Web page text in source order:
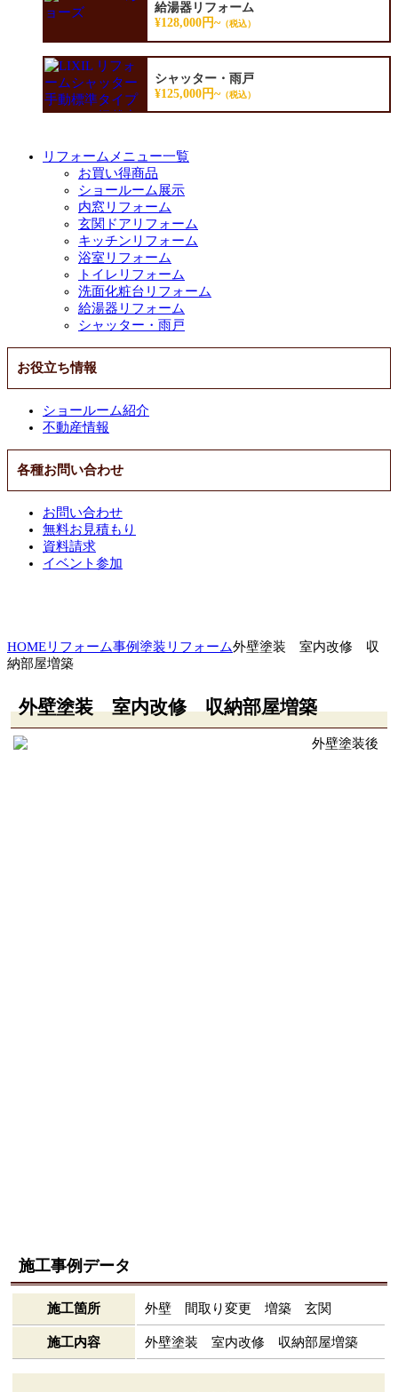
給湯器リフォーム
¥128,000円~（税込）
シャッター・雨戸
¥125,000円~（税込）
リフォームメニュー一覧
お買い得商品
ショールーム展示
内窓リフォーム
玄関ドアリフォーム
キッチンリフォーム
浴室リフォーム
トイレリフォーム
洗面化粧台リフォーム
給湯器リフォーム
シャッター・雨戸
お役立ち情報
ショールーム紹介
不動産情報
各種お問い合わせ
お問い合わせ
無料お見積もり
資料請求
イベント参加
HOMEリフォーム事例塗装リフォーム外壁塗装 室内改修 収
納部屋増築
外壁塗装 室内改修 収納部屋増築
施工事例データ
施工箇所 外壁 間取り変更 増築 玄関
施工内容 外壁塗装 室内改修 収納部屋増築